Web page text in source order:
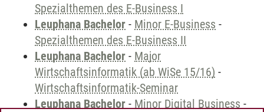
Spezialthemen des E-Business I
Leuphana Bachelor - Minor E-Business -
Spezialthemen des E-Business II
Leuphana Bachelor - Major
Wirtschaftsinformatik (ab WiSe 15/16) -
Wirtschaftsinformatik-Seminar
Leuphana Bachelor - Minor Digital Business -